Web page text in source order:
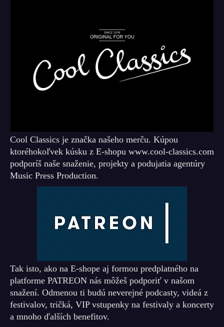
Cool Classics je značka našeho merču. Kúpou
ktoréhokoľvek kúsku z E-shopu www.cool-classics.com
podporíš naše snaženie, projekty a podujatia agentúry
Music Press Production.
Tak isto, ako na E-shope aj formou predplatného na
platforme PATREON nás môžeš podporiť v našom
snažení. Odmenou ti budú neverejné podcasty, videá z
festivalov, tričká, VIP vstupenky na festivaly a koncerty
a mnoho ďalších benefitov.